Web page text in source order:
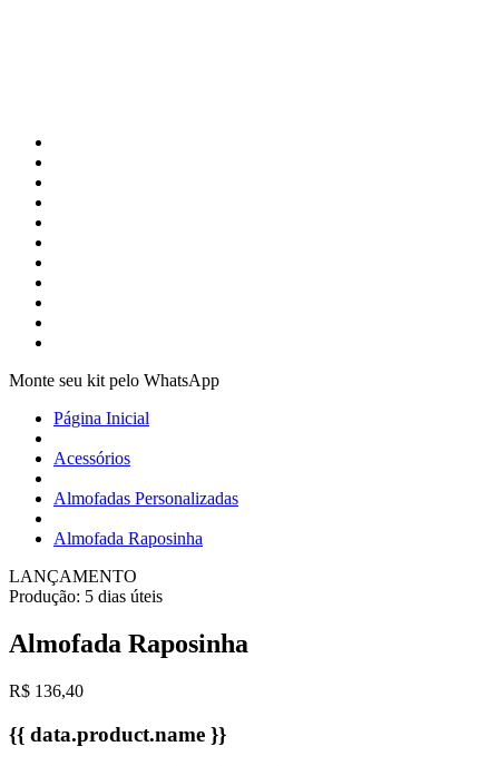
Monte seu kit pelo WhatsApp
Página Inicial
Acessórios
Almofadas Personalizadas
Almofada Raposinha
LANÇAMENTO
Produção: 5 dias úteis
Almofada Raposinha
R$ 136,40
{{ data.product.name }}